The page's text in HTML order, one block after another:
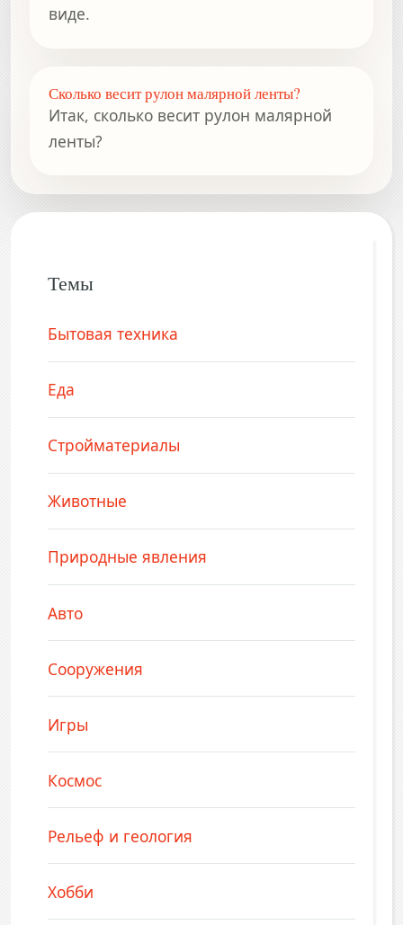
виде.
Сколько весит рулон малярной ленты?
Итак, сколько весит рулон малярной
ленты?
Темы
Бытовая техника
Еда
Стройматериалы
Животные
Природные явления
Авто
Сооружения
Игры
Космос
Рельеф и геология
Хобби